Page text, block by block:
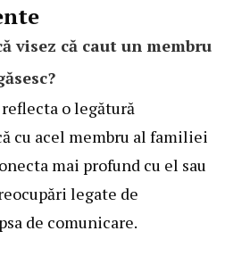
visez că caut un membru
o legătură
cu acel membru al familiei
mai profund cu el sau
legate de
de comunicare.